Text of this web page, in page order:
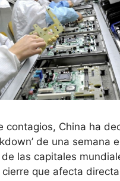
contagios, China ha
de una semana
las capitales
que afecta